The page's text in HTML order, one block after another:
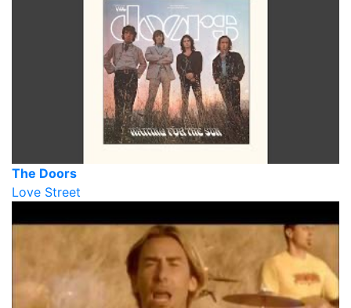
The Doors
Love Street